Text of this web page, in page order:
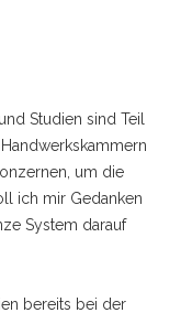
Studien sind Teil
um die
ich mir Gedanken
System darauf
bereits bei der